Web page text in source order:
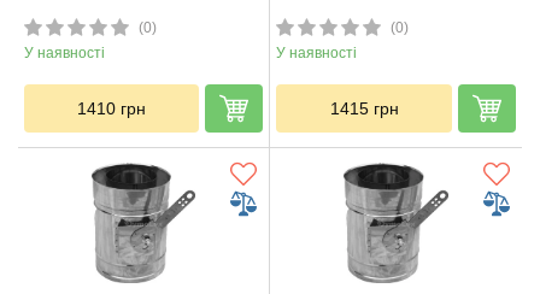
(0)
У наявності
1410 грн
(0)
У наявності
1415 грн